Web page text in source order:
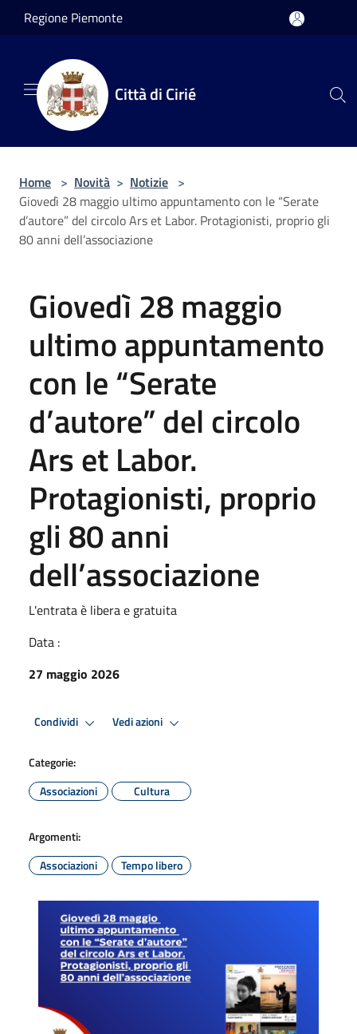
Salta al contenuto principale
Regione Piemonte
Città di Cirié
Home > Novità > Notizie >
Giovedì 28 maggio ultimo appuntamento con le “Serate
d’autore” del circolo Ars et Labor. Protagionisti, proprio gli
80 anni dell’associazione
Giovedì 28 maggio
ultimo appuntamento
con le “Serate
d’autore” del circolo
Ars et Labor.
Protagionisti, proprio
gli 80 anni
dell’associazione
L'entrata è libera e gratuita
Data :
27 maggio 2026
Condividi Vedi azioni
Categorie:
Associazioni
Cultura
Argomenti:
Associazioni
Tempo libero